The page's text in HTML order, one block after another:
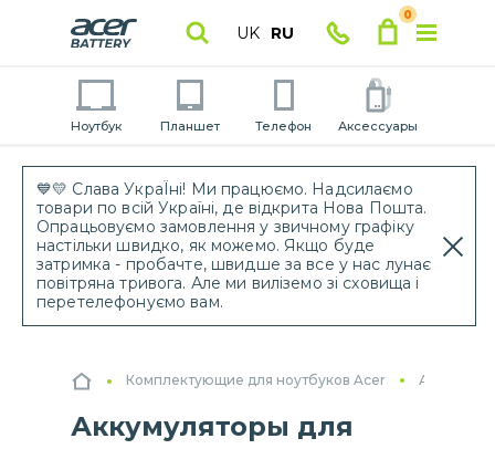
💙💛 Слава УкраЇні! Ми працюємо. Надсилаємо
товари по всій Україні, де відкрита Нова Пошта.
Опрацьовуємо замовлення у звичному графіку
настільки швидко, як можемо. Якщо буде
затримка - пробачте, швидше за все у нас лунає
повітряна тривога. Але ми виліземо зі сховища і
перетелефонуємо вам.
UK RU
0
Ноутбук Планшет Телефон Аксессуары
Комплектующие для ноутбуков Acer
Аккумуляторы для